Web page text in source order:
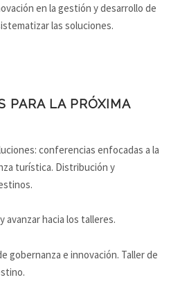
en la gestión y desarrollo de
las soluciones.
PARA LA PRÓXIMA
conferencias enfocadas a la
turística. Distribución y
avanzar hacia los talleres.
gobernanza e innovación. Taller de